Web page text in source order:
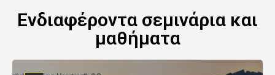
Ενδιαφέροντα σεμινάρια και
μαθήματα